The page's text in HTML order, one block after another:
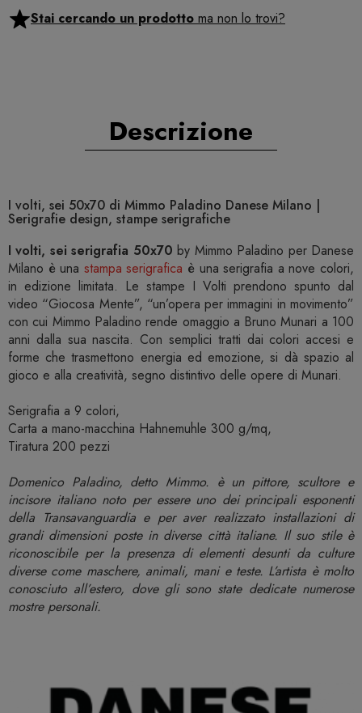
Stai cercando un prodotto ma non lo trovi?
Descrizione
I volti, sei 50x70 di Mimmo Paladino Danese Milano |
Serigrafie design, stampe serigrafiche
I volti, sei serigrafia 50x70 by Mimmo Paladino per Danese
Milano è una stampa serigrafica è una serigrafia a nove colori,
in edizione limitata. Le stampe I Volti prendono spunto dal
video “Giocosa Mente”, “un’opera per immagini in movimento”
con cui Mimmo Paladino rende omaggio a Bruno Munari a 100
anni dalla sua nascita. Con semplici tratti dai colori accesi e
forme che trasmettono energia ed emozione, si dà spazio al
gioco e alla creatività, segno distintivo delle opere di Munari.
Serigrafia a 9 colori,
Carta a mano-macchina Hahnemuhle 300 g/mq,
Tiratura 200 pezzi
Domenico Paladino, detto Mimmo. è un pittore, scultore e
incisore italiano noto per essere uno dei principali esponenti
della Transavanguardia e per aver realizzato installazioni di
grandi dimensioni poste in diverse città italiane. Il suo stile è
riconoscibile per la presenza di elementi desunti da culture
diverse come maschere, animali, mani e teste. L’artista è molto
conosciuto all’estero, dove gli sono state dedicate numerose
mostre personali.